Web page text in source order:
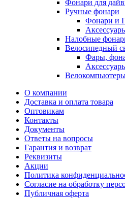
Фонари для
Ручные фонари
Фонари и
Налобные
Велосипедный
Фары,
О компании
Доставка и оплата товара
Оптовикам
Контакты
Документы
Ответы на вопросы
Гарантия и возврат
Реквизиты
Акции
Политика
Согласие на обработку
Публичная оферта